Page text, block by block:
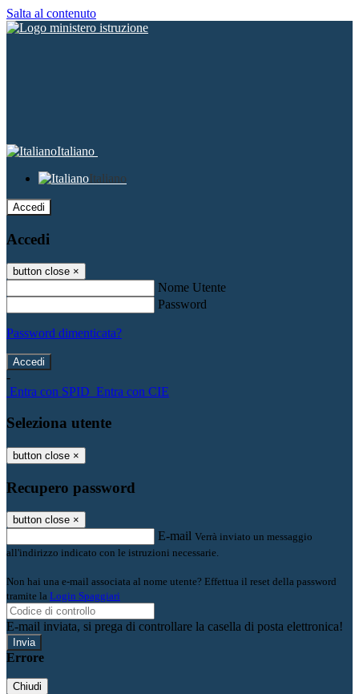
Salta al contenuto
Italiano
Italiano
Accedi
Accedi
button close ×
Nome Utente
Password
Password dimenticata?
-
Entra con SPID Entra con CIE
Seleziona utente
button close ×
Recupero password
button close ×
E-mail Verrà inviato un messaggio
all'indirizzo indicato con le istruzioni necessarie.
Non hai una e-mail associata al nome utente? Effettua il reset della password
tramite la Login Spaggiari
E-mail inviata, si prega di controllare la casella di posta elettronica!
Errore
Chiudi